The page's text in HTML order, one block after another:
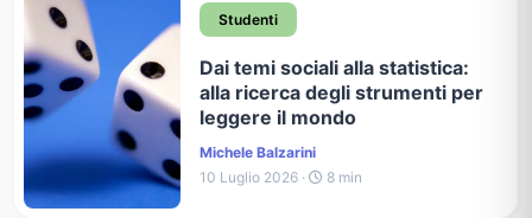
Studenti
Dai temi sociali alla statistica:
alla ricerca degli strumenti per
leggere il mondo
Michele Balzarini
10 Luglio 2026 ·
8 min